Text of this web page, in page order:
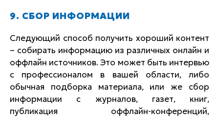
9. СБОР ИНФОРМАЦИИ
Следующий способ получить хороший контент
– собирать информацию из различных онлайн и
оффлайн источников. Это может быть интервью
с профессионалом в вашей области, либо
обычная подборка материала, или же сбор
информации с журналов, газет, книг,
публикация оффлайн-конференций,